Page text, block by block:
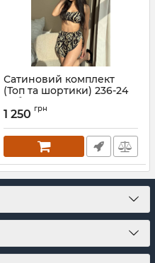
Сатиновий комплект
(Топ та шортики) 236-24
зебра
Артикул:
1 250 грн